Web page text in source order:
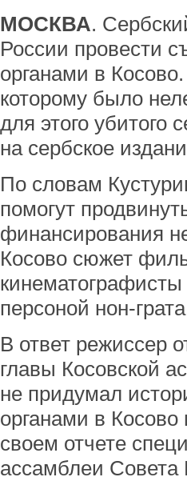
МОСКВА.
России провести
органами в
которому было
для этого
на сербское
По словам
помогут
финансирования
Косово сюжет
персоной нон-
В ответ режиссер
главы Косовской
не придумал
органами в
своем отчете
ассамблеи